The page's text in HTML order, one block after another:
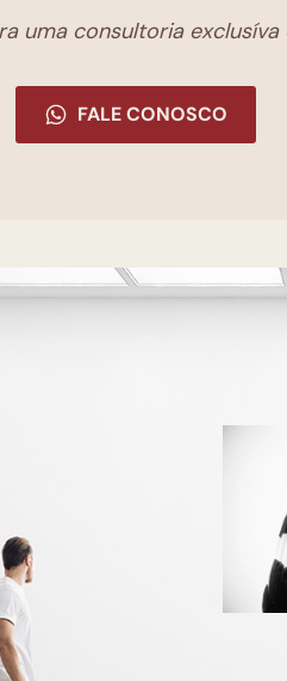
uma consultoria
FALE CONOSCO